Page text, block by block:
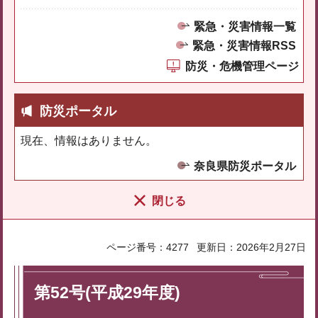
緊急・災害情報一覧
緊急・災害情報RSS
防災・危機管理ページ
防災ポータル
現在、情報はありません。
奈良県防災ポータル
閉じる
ページ番号：4277 更新日：2026年2月27日
第52号(平成29年度)